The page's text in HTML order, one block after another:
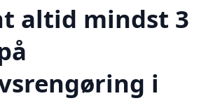
altid mindst 3
i